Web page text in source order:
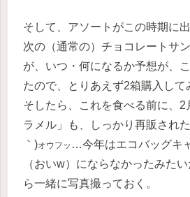
そして、アソートがこの時期に
次の（通常の）チョコレートサ
が、いつ・何になるか予想が、
たので、とりあえず2箱購入し
そしたら、これを食べる前に、2
ラメル」も、しっかり再販され
｀)オウフッ …今年はエコバッグキ
（おいw）にならなかったみた
ら一緒に写真撮っておく。